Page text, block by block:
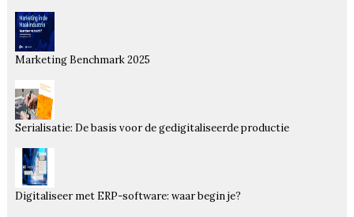
Marketing Benchmark 2025
Serialisatie: De basis voor de gedigitaliseerde productie
Digitaliseer met ERP-software: waar begin je?